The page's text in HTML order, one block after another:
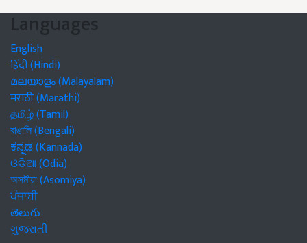
Languages
English
हिंदी (Hindi)
മലയാളം (Malayalam)
मराठी (Marathi)
தமிழ் (Tamil)
বাঙালি (Bengali)
ಕನ್ನಡ (Kannada)
ଓଡିଆ (Odia)
অসমীয়া (Asomiya)
ਪੰਜਾਬੀ
తెలుగు
ગુજરાતી